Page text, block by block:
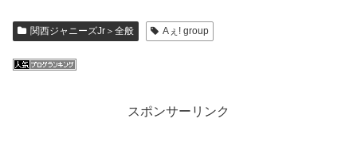
関西ジャニーズJr＞全般 Aぇ! group
スポンサーリンク